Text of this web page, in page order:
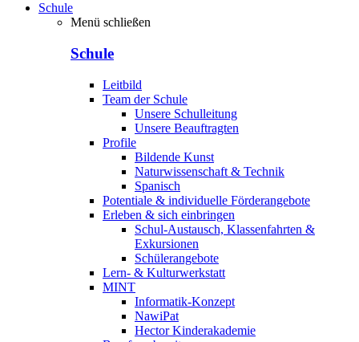
Schule
Menü schließen
Schule
Leitbild
Team der Schule
Unsere Schulleitung
Unsere Beauftragten
Profile
Bildende Kunst
Naturwissenschaft & Technik
Spanisch
Potentiale & individuelle Förderangebote
Erleben & sich einbringen
Schul-Austausch, Klassenfahrten &
Exkursionen
Schülerangebote
Lern- & Kulturwerkstatt
MINT
Informatik-Konzept
NawiPat
Hector Kinderakademie